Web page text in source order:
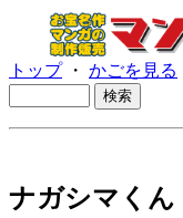
トップ・ かごを見る
ナガシマくん